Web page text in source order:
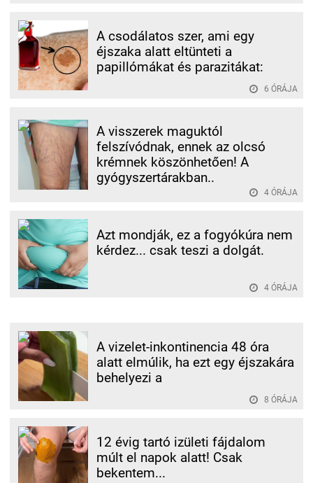
A csodálatos szer, ami egy
éjszaka alatt eltünteti a
papillómákat és parazitákat:
6 ÓRÁJA
A visszerek maguktól
felszívódnak, ennek az olcsó
krémnek köszönhetően! A
gyógyszertárakban..
4 ÓRÁJA
Azt mondják, ez a fogyókúra nem
kérdez... csak teszi a dolgát.
4 ÓRÁJA
A vizelet-inkontinencia 48 óra
alatt elmúlik, ha ezt egy éjszakára
behelyezi a
8 ÓRÁJA
12 évig tartó izületi fájdalom
múlt el napok alatt! Csak
bekentem...